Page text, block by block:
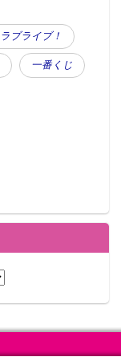
ラブライブ！
一番くじ